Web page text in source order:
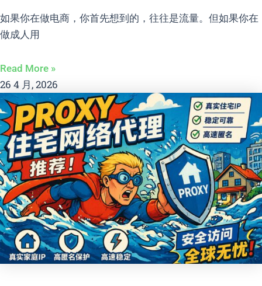
如果你在做电商，你首先想到的，往往是流量。但如果你在
做成人用
Read More »
26 4 月, 2026